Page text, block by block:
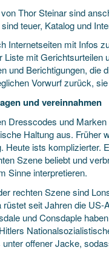
Thor Steinar sind
teuer, Katalog und
Internetseiten mit Infos
Liste mit
und Berichtigungen,
Vorwurf zurück,
und vereinnahmen
Dresscodes und
Haltung aus.
Heute ists komplizierter.
Szene beliebt und
Sinne interpretieren.
rechten Szene sind
seit Jahren die
und Consdaple
offener Jacke,